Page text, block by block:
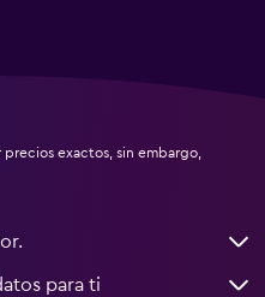
exactos, sin embargo,
para ti